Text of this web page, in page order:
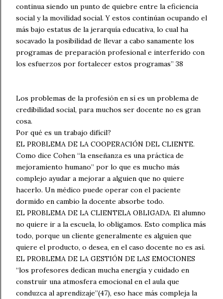
continua siendo un punto de quiebre entre la eficiencia
social y la movilidad social. Y estos continúan ocupando el
más bajo estatus de la jerarquía educativa, lo cual ha
socavado la posibilidad de llevar a cabo sanamente los
programas de preparación profesional e interferido con
los esfuerzos por fortalecer estos programas” 38
Los problemas de la profesión en sí es un problema de
credibilidad social, para muchos ser docente no es gran
cosa.
Por qué es un trabajo difícil?
EL PROBLEMA DE LA COOPERACIÓN DEL CLIENTE.
Como dice Cohen “la enseñanza es una práctica de
mejoramiento humano” por lo que es mucho más
complejo ayudar a mejorar a alguien que no quiere
hacerlo. Un médico puede operar con el paciente
dormido en cambio la docente absorbe todo.
EL PROBLEMA DE LA CLIENTELA OBLIGADA. El alumno
no quiere ir a la escuela, lo obligamos. Esto complica más
todo, porque un cliente generalmente es alguien que
quiere el producto, o desea, en el caso docente no es así.
EL PROBLEMA DE LA GESTIÓN DE LAS EMOCIONES
“los profesores dedican mucha energía y cuidado en
construir una atmosfera emocional en el aula que
conduzca al aprendizaje”(47), eso hace más compleja la